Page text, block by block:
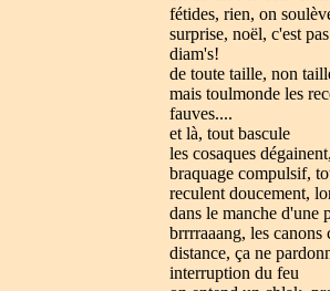
fétides, rien, on
surprise, noël, c'est
diam's!
de toute taille, non
mais toulmonde les
fauves....
et là, tout bascule
les cosaques
braquage compulsif,
reculent doucement,
dans le manche d'une
brrrraaang, les canons
distance, ça ne
interruption du feu